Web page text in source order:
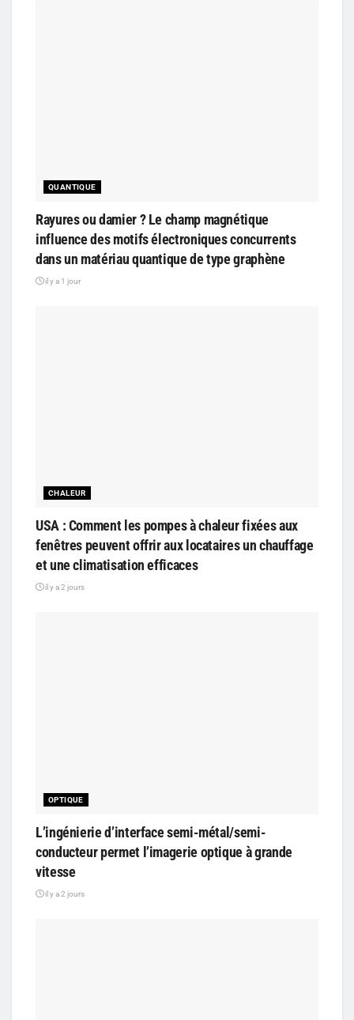
QUANTIQUE
Rayures ou damier ? Le champ magnétique
influence des motifs électroniques concurrents
dans un matériau quantique de type graphène
il y a 1 jour
CHALEUR
USA : Comment les pompes à chaleur fixées aux
fenêtres peuvent offrir aux locataires un chauffage
et une climatisation efficaces
il y a 2 jours
OPTIQUE
L’ingénierie d’interface semi-métal/semi-
conducteur permet l’imagerie optique à grande
vitesse
il y a 2 jours